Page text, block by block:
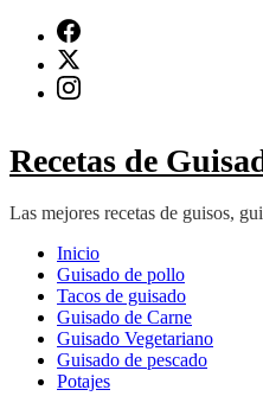
contenido
(presiona
Recetas de
Las mejores recetas de guisos,
Inicio
Guisado de pollo
Tacos de guisado
Guisado de Carne
Guisado Vegetariano
Guisado de pescado
Potajes